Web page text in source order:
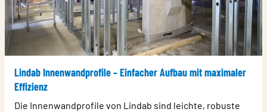
Lindab Innenwandprofile – Einfacher Aufbau mit maximaler
Effizienz
Die Innenwandprofile von Lindab sind leichte, robuste